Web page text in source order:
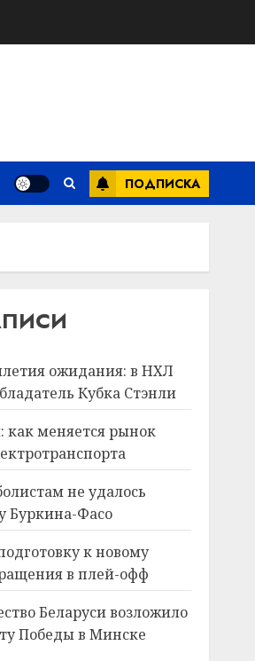
ПОДПИСКА
ожидания: в НХЛ
Кубка Стэнли
как меняется рынок
не удалось
Буркина-Фасо
к новому
в плей-офф
Беларуси возложило
Победы в Минске